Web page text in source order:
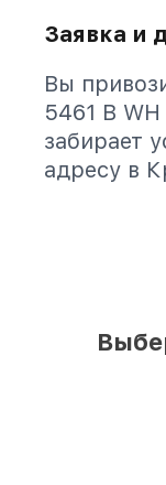
Заявка и
Вы
5461 B
забирает
адресу в